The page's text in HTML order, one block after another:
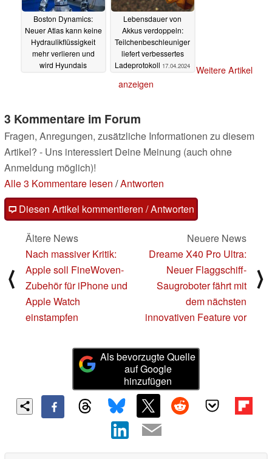
Boston Dynamics:
Neuer Atlas kann keine
Hydraulikflüssigkeit
mehr verlieren und
wird Hyundais
Lebensdauer von
Akkus verdoppeln:
Teilchenbeschleuniger
liefert verbessertes
Ladeprotokoll 17.04.2024
Weitere Artikel
anzeigen
3 Kommentare im Forum
Fragen, Anregungen, zusätzliche Informationen zu diesem
Artikel? - Uns interessiert Deine Meinung (auch ohne
Anmeldung möglich)!
Alle 3 Kommentare lesen /Antworten
Diesen Artikel kommentieren / Antworten
⟨
Ältere News
Nach massiver Kritik:
Apple soll FineWoven-
Zubehör für iPhone und
Apple Watch
einstampfen
Neuere News
Dreame X40 Pro Ultra:
Neuer Flaggschiff-
Saugroboter fährt mit
dem nächsten
innovativen Feature vor
⟩
Als bevorzugte Quelle
auf Google
hinzufügen